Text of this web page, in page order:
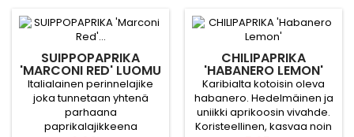
SUIPPOPAPRIKA
'MARCONI RED' LUOMU
Italialainen perinnelajike
joka tunnetaan yhtenä
parhaana
paprikalajikkeena
CHILIPAPRIKA
'HABANERO LEMON'
Karibialta kotoisin oleva
habanero. Hedelmäinen ja
uniikki aprikoosin vivahde.
Koristeellinen, kasvaa noin